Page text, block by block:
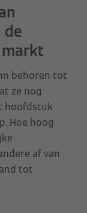
de
behoren tot
ze nog
hoofdstuk
Hoe hoog
af van
tot